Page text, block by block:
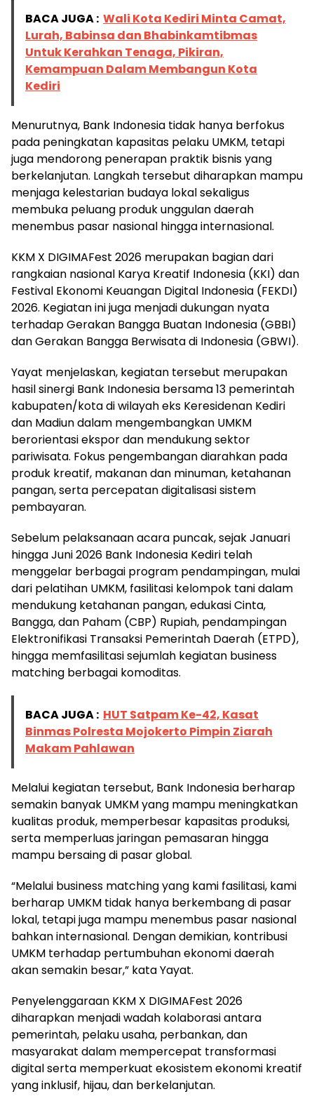
BACA JUGA : Wali Kota Kediri Minta Camat,
Lurah, Babinsa dan Bhabinkamtibmas
Untuk Kerahkan Tenaga, Pikiran,
Kemampuan Dalam Membangun Kota
Kediri
Menurutnya, Bank Indonesia tidak hanya berfokus
pada peningkatan kapasitas pelaku UMKM, tetapi
juga mendorong penerapan praktik bisnis yang
berkelanjutan. Langkah tersebut diharapkan mampu
menjaga kelestarian budaya lokal sekaligus
membuka peluang produk unggulan daerah
menembus pasar nasional hingga internasional.
KKM X DIGIMAFest 2026 merupakan bagian dari
rangkaian nasional Karya Kreatif Indonesia (KKI) dan
Festival Ekonomi Keuangan Digital Indonesia (FEKDI)
2026. Kegiatan ini juga menjadi dukungan nyata
terhadap Gerakan Bangga Buatan Indonesia (GBBI)
dan Gerakan Bangga Berwisata di Indonesia (GBWI).
Yayat menjelaskan, kegiatan tersebut merupakan
hasil sinergi Bank Indonesia bersama 13 pemerintah
kabupaten/kota di wilayah eks Keresidenan Kediri
dan Madiun dalam mengembangkan UMKM
berorientasi ekspor dan mendukung sektor
pariwisata. Fokus pengembangan diarahkan pada
produk kreatif, makanan dan minuman, ketahanan
pangan, serta percepatan digitalisasi sistem
pembayaran.
Sebelum pelaksanaan acara puncak, sejak Januari
hingga Juni 2026 Bank Indonesia Kediri telah
menggelar berbagai program pendampingan, mulai
dari pelatihan UMKM, fasilitasi kelompok tani dalam
mendukung ketahanan pangan, edukasi Cinta,
Bangga, dan Paham (CBP) Rupiah, pendampingan
Elektronifikasi Transaksi Pemerintah Daerah (ETPD),
hingga memfasilitasi sejumlah kegiatan business
matching berbagai komoditas.
BACA JUGA : HUT Satpam Ke-42, Kasat
Binmas Polresta Mojokerto Pimpin Ziarah
Makam Pahlawan
Melalui kegiatan tersebut, Bank Indonesia berharap
semakin banyak UMKM yang mampu meningkatkan
kualitas produk, memperbesar kapasitas produksi,
serta memperluas jaringan pemasaran hingga
mampu bersaing di pasar global.
“Melalui business matching yang kami fasilitasi, kami
berharap UMKM tidak hanya berkembang di pasar
lokal, tetapi juga mampu menembus pasar nasional
bahkan internasional. Dengan demikian, kontribusi
UMKM terhadap pertumbuhan ekonomi daerah
akan semakin besar,” kata Yayat.
Penyelenggaraan KKM X DIGIMAFest 2026
diharapkan menjadi wadah kolaborasi antara
pemerintah, pelaku usaha, perbankan, dan
masyarakat dalam mempercepat transformasi
digital serta memperkuat ekosistem ekonomi kreatif
yang inklusif, hijau, dan berkelanjutan.